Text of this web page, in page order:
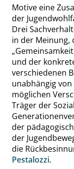
Motive eine
der
Drei
in der Meinung,
„
und der
verschiedenen
unabhängig
möglichen
Träger der
der
der
die
Pestalozzi.